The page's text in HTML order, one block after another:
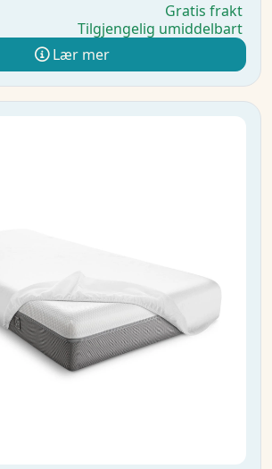
Gratis frakt
Tilgjengelig umiddelbart
Lær mer